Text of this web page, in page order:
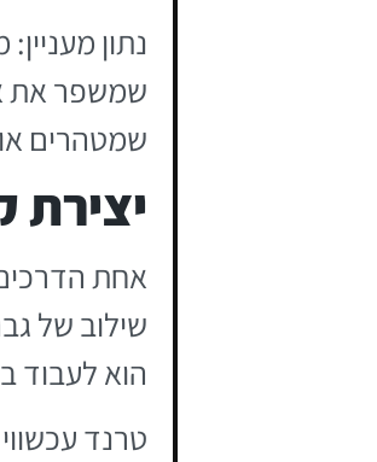
שמשפר את
שמטהרים
יצירת
אחת
שילוב של
הוא לעבוד
טרנד